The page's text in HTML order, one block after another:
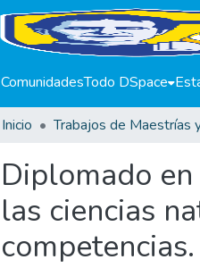
ComunidadesTodo DSpace
Inicio
Diplomado
las ciencias
competencias.